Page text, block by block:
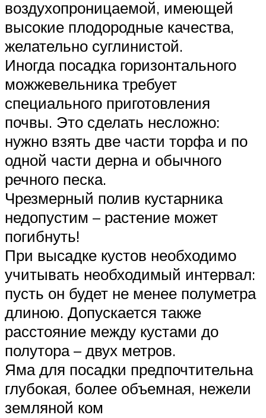
воздухопроницаемой, имеющей
высокие плодородные качества,
желательно суглинистой.
Иногда посадка горизонтального
можжевельника требует
специального приготовления
почвы. Это сделать несложно:
нужно взять две части торфа и по
одной части дерна и обычного
речного песка.
Чрезмерный полив кустарника
недопустим – растение может
погибнуть!
При высадке кустов необходимо
учитывать необходимый интервал:
пусть он будет не менее полуметра
длиною. Допускается также
расстояние между кустами до
полутора – двух метров.
Яма для посадки предпочтительна
глубокая, более объемная, нежели
земляной ком